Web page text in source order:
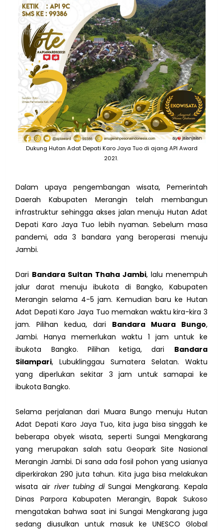
Dukung Hutan Adat Depati Karo Jaya Tuo di ajang API Award
2021.
Dalam upaya pengembangan wisata, Pemerintah
Daerah Kabupaten Merangin telah membangun
infrastruktur sehingga akses jalan menuju Hutan Adat
Depati Karo Jaya Tuo lebih nyaman. Sebelum masa
pandemi, ada 3 bandara yang beroperasi menuju
Jambi.
Dari Bandara Sultan Thaha Jambi, lalu menempuh
jalur darat menuju ibukota di Bangko, Kabupaten
Merangin selama 4-5 jam. Kemudian baru ke Hutan
Adat Depati Karo Jaya Tuo memakan waktu kira-kira 3
jam. Pilihan kedua, dari Bandara Muara Bungo,
Jambi. Hanya memerlukan waktu 1 jam untuk ke
ibukota Bangko. Pilihan ketiga, dari Bandara
Silampari, Lubuklinggau Sumatera Selatan. Waktu
yang diperlukan sekitar 3 jam untuk samapai ke
ibukota Bangko.
Selama perjalanan dari Muara Bungo menuju Hutan
Adat Depati Karo Jaya Tuo, kita juga bisa singgah ke
beberapa obyek wisata, seperti Sungai Mengkarang
yang merupakan salah satu Geopark Site Nasional
Merangin Jambi. Di sana ada fosil pohon yang usianya
diperkirakan 290 juta tahun. Kita juga bisa melakukan
wisata air river tubing diSungai Mengkarang. Kepala
Dinas Parpora Kabupaten Merangin, Bapak Sukoso
mengatakan bahwa saat ini Sungai Mengkarang juga
sedang diusulkan untuk masuk ke UNESCO Global